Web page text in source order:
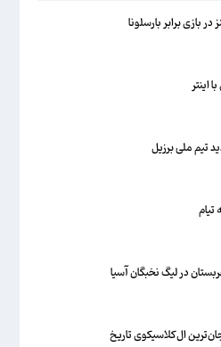
بازی برابر بارسلونا
اینتر
تیم ملی برزیل
تیام
در لیگ نخبگان آسیا
ال‌کلاسیکوی تاریخ